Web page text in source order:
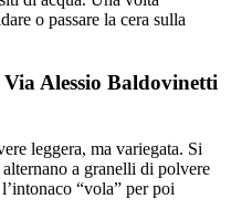
o passare la cera sulla
Alessio Baldovinetti
leggera, ma variegata. Si
a granelli di polvere
“vola” per poi